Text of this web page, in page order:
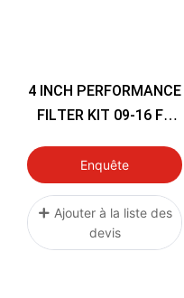
4 INCH PERFORMANCE
FILTER KIT 09-16 FZ
FX-SHO YAMAHA-35
Enquête
Ajouter à la liste des
devis